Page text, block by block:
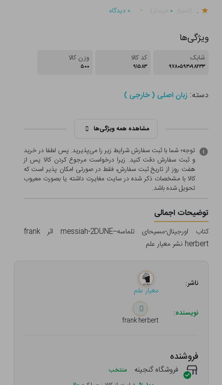
. ۰ ۰ دیدگاه
ویژگی‌ها
شابک
۹۷۸۰۵۹۳۰۹۸۲۳۳
کد کالا
۹۱۵۸۳
وزن کالا
۵۰۰
دسته:زبان اصلی ( خارجی )
مشاهده همه ویژگی‌ها
توجه؛ شما با ثبت سفارش شرایط زیر را می‌پذیرید. پس لطفا در خرید
و ثبت سفارش دقت کنید. زیرا درخواست مرجوع کردن کالا پس از
هفت روز از تاریخ ثبت سفارش، فقط در صورتی امکان پذیر است که
کالا با مشخصات ذکر شده در سایت مغایرت داشته یا بصورت معيوب
تحویل شده باشد.
توضیحات اجمالی
کتاب اورجینال-مسیحای تلماسه--messiah-2DUNE اثر frank
herbert نشر معیار علم
ناشر:
معیار علم
نویسنده:
frank herbert
فروشنده
فروشگاه گنجینه منتخب